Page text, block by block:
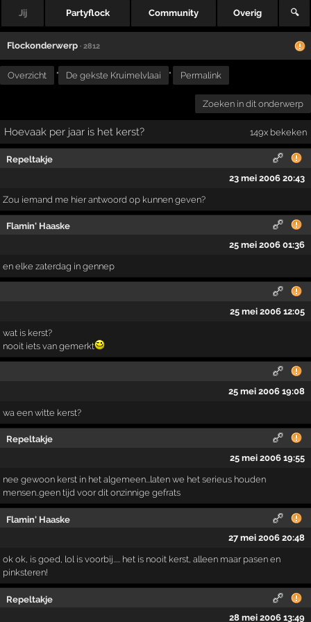
Jij Partyflock Community Overig 🔍
Flockonderwerp · 2812
Overzicht " De gekste Kruimelvlaai " Permalink
Zoeken in dit onderwerp
Hoevaak per jaar is het kerst? 149x bekeken
Repeltakje
23 mei 2006 20:43
Zou iemand me hier antwoord op kunnen geven?
Flamin' Haaske
25 mei 2006 01:36
en elke zaterdag in gennep
25 mei 2006 12:05
wat is kerst?
nooit iets van gemerkt
25 mei 2006 19:08
wa een witte kerst?
Repeltakje
25 mei 2006 19:55
nee gewoon kerst in het algemeen...laten we het serieus houden
mensen..geen tijd voor dit onzinnige gefrats
Flamin' Haaske
27 mei 2006 20:48
ok ok, is goed, lol is voorbij..... het is nooit kerst, alleen maar pasen en
pinksteren!
Repeltakje
28 mei 2006 13:49